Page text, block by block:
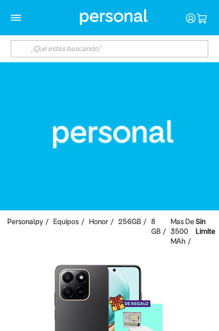
Personalpy Equipos Honor 256GB
8
GB
Mas De
3500
MAh
Sin
Limite